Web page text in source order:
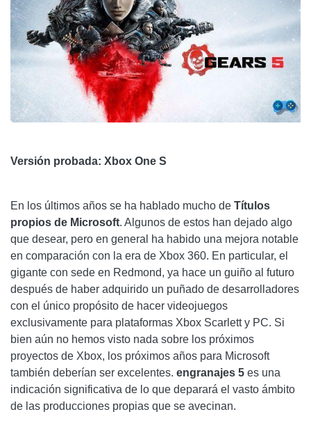
Versión probada: Xbox One S
En los últimos años se ha hablado mucho de Títulos
propios de Microsoft. Algunos de estos han dejado algo
que desear, pero en general ha habido una mejora notable
en comparación con la era de Xbox 360. En particular, el
gigante con sede en Redmond, ya hace un guiño al futuro
después de haber adquirido un puñado de desarrolladores
con el único propósito de hacer videojuegos
exclusivamente para plataformas Xbox Scarlett y PC. Si
bien aún no hemos visto nada sobre los próximos
proyectos de Xbox, los próximos años para Microsoft
también deberían ser excelentes. engranajes 5 es una
indicación significativa de lo que deparará el vasto ámbito
de las producciones propias que se avecinan.